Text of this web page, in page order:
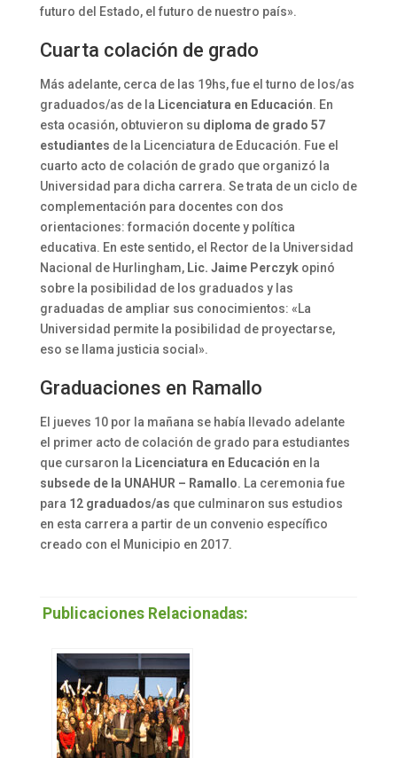
futuro del Estado, el futuro de nuestro país».
Cuarta colación de grado
Más adelante, cerca de las 19hs, fue el turno de los/as
graduados/as de la Licenciatura en Educación. En
esta ocasión, obtuvieron su diploma de grado 57
estudiantes de la Licenciatura de Educación. Fue el
cuarto acto de colación de grado que organizó la
Universidad para dicha carrera. Se trata de un ciclo de
complementación para docentes con dos
orientaciones: formación docente y política
educativa. En este sentido, el Rector de la Universidad
Nacional de Hurlingham, Lic. Jaime Perczyk opinó
sobre la posibilidad de los graduados y las
graduadas de ampliar sus conocimientos: «La
Universidad permite la posibilidad de proyectarse,
eso se llama justicia social».
Graduaciones en Ramallo
El jueves 10 por la mañana se había llevado adelante
el primer acto de colación de grado para estudiantes
que cursaron la Licenciatura en Educación en la
subsede de la UNAHUR – Ramallo. La ceremonia fue
para 12 graduados/as que culminaron sus estudios
en esta carrera a partir de un convenio específico
creado con el Municipio en 2017.
Publicaciones Relacionadas: